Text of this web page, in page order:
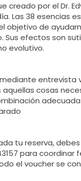
creado por el Dr.
Las 38 esencias
objetivo de
Sus efectos son
evolutivo.
entrevista
cosas
tu reserva,
para
el voucher se